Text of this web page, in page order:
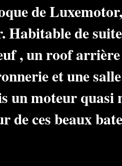
de
Habitable de
, un roof
et une
un moteur quasi
de ces beaux